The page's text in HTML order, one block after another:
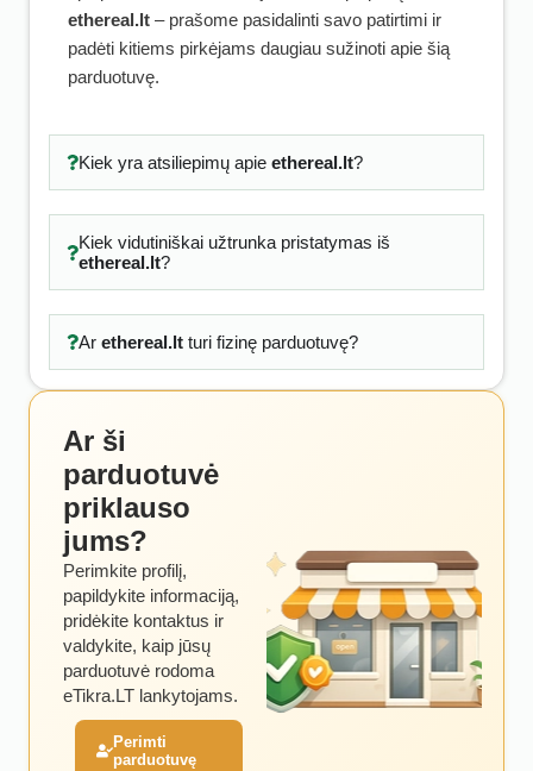
ethereal.lt – prašome pasidalinti savo patirtimi ir
padėti kitiems pirkėjams daugiau sužinoti apie šią
parduotuvę.
Kiek yra atsiliepimų apie ethereal.lt?
Kiek vidutiniškai užtrunka pristatymas iš
ethereal.lt?
Ar ethereal.ltturi fizinę parduotuvę?
Ar ši
parduotuvė
priklauso
jums?
Perimkite profilį,
papildykite informaciją,
pridėkite kontaktus ir
valdykite, kaip jūsų
parduotuvė rodoma
eTikra.LT lankytojams.
Perimti
parduotuvę